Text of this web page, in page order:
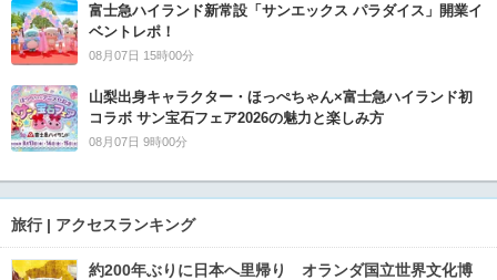
富士急ハイランド新常設「サンエックス パラダイス」開業イ
ベントレポ！
08月07日 15時00分
山梨出身キャラクター・ほっぺちゃん×富士急ハイランド初
コラボ サン宝石フェア2026の魅力と楽しみ方
08月07日 9時00分
旅行 | アクセスランキング
約200年ぶりに日本へ里帰り オランダ国立世界文化博